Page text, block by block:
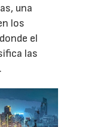
una
los
el
las